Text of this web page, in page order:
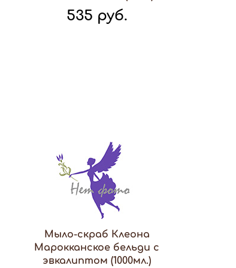
535 руб.
Мыло-скраб Клеона
Марокканское бельди с
эвкалиптом (1000мл.)